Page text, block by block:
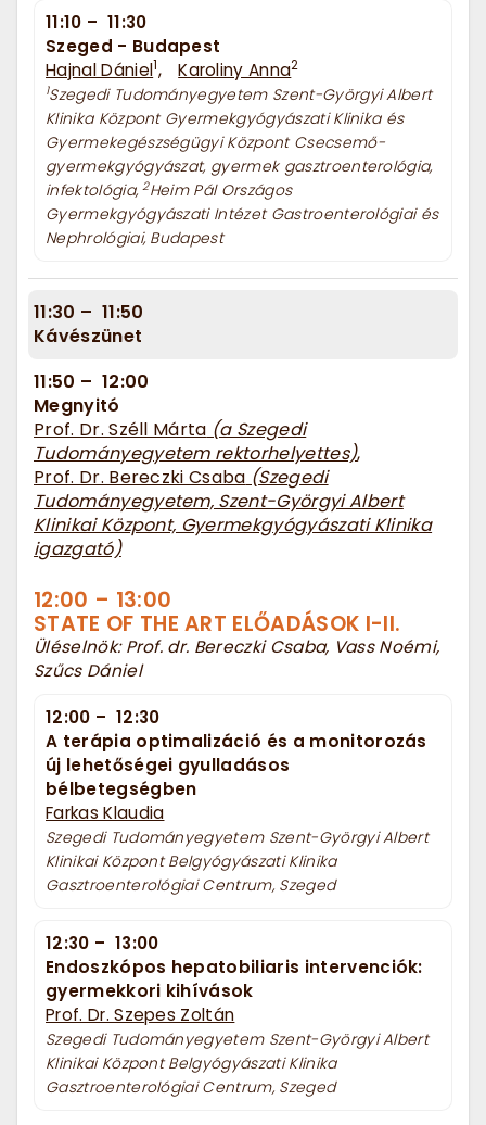
11:10 – 11:30
Szeged - Budapest
Hajnal Dániel1, Karoliny Anna2
1Szegedi Tudományegyetem Szent-Györgyi Albert
Klinika Központ Gyermekgyógyászati Klinika és
Gyermekegészségügyi Központ Csecsemő-
gyermekgyógyászat, gyermek gasztroenterológia,
infektológia,2Heim Pál Országos
Gyermekgyógyászati Intézet Gastroenterológiai és
Nephrológiai, Budapest
11:30 – 11:50
Kávészünet
11:50 – 12:00
Megnyitó
Prof. Dr. Széll Márta (a Szegedi
Tudományegyetem rektorhelyettes),
Prof. Dr. Bereczki Csaba (Szegedi
Tudományegyetem, Szent-Györgyi Albert
Klinikai Központ, Gyermekgyógyászati Klinika
igazgató)
12:00 – 13:00
STATE OF THE ART ELŐADÁSOK I-II.
Üléselnök: Prof. dr. Bereczki Csaba, Vass Noémi,
Szűcs Dániel
12:00 – 12:30
A terápia optimalizáció és a monitorozás
új lehetőségei gyulladásos
bélbetegségben
Farkas Klaudia
Szegedi Tudományegyetem Szent-Györgyi Albert
Klinikai Központ Belgyógyászati Klinika
Gasztroenterológiai Centrum, Szeged
12:30 – 13:00
Endoszkópos hepatobiliaris intervenciók:
gyermekkori kihívások
Prof. Dr. Szepes Zoltán
Szegedi Tudományegyetem Szent-Györgyi Albert
Klinikai Központ Belgyógyászati Klinika
Gasztroenterológiai Centrum, Szeged